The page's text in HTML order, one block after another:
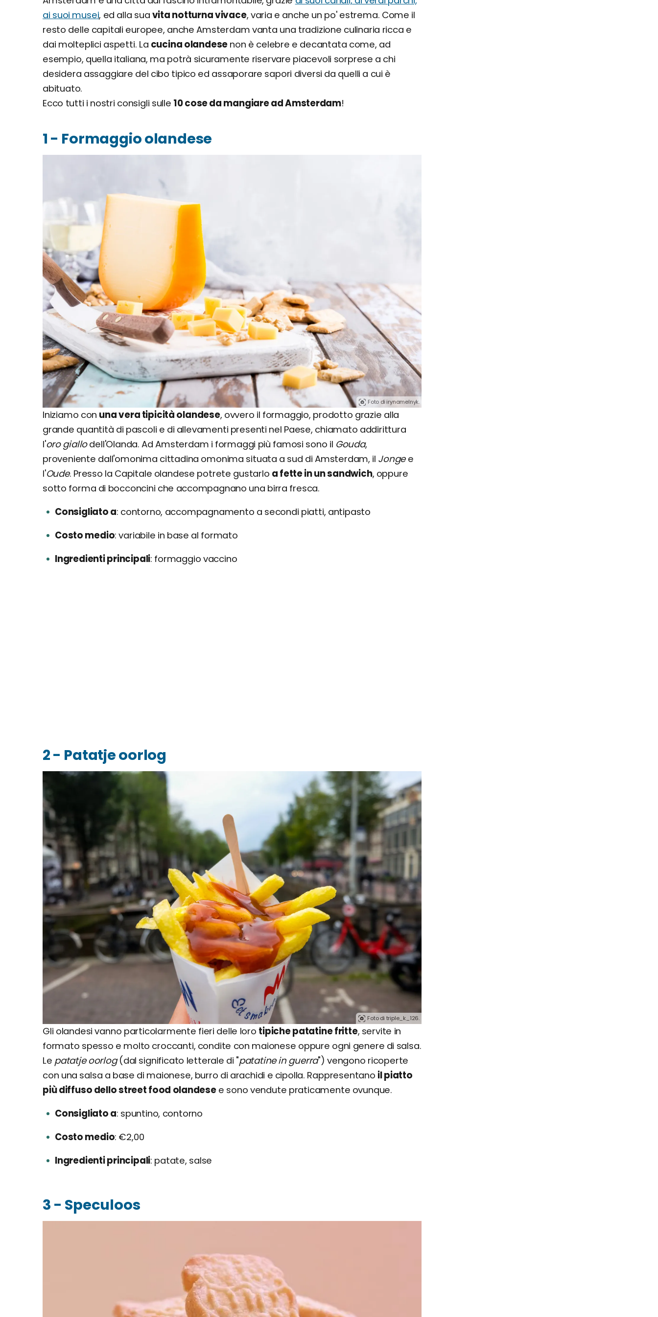
ai suoi musei, ed alla sua vita notturna vivace, varia e anche un po' estrema. Come il
resto delle capitali europee, anche Amsterdam vanta una tradizione culinaria ricca e
dai molteplici aspetti. La cucina olandese non è celebre e decantata come, ad
esempio, quella italiana, ma potrà sicuramente riservare piacevoli sorprese a chi
desidera assaggiare del cibo tipico ed assaporare sapori diversi da quelli a cui è
abituato.
Ecco tutti i nostri consigli sulle 10 cose da mangiare ad Amsterdam!
1 - Formaggio olandese
Foto di irynamelnyk.
Iniziamo con una vera tipicità olandese, ovvero il formaggio, prodotto grazie alla
grande quantità di pascoli e di allevamenti presenti nel Paese, chiamato addirittura
l'oro giallodell'Olanda. Ad Amsterdam i formaggi più famosi sono il Gouda,
proveniente dall'omonima cittadina omonima situata a sud di Amsterdam, il Jongee
l'Oude. Presso la Capitale olandese potrete gustarlo a fette in un sandwich, oppure
sotto forma di bocconcini che accompagnano una birra fresca.
Consigliato a contorno, accompagnamento a secondi piatti, antipasto
Costo medio variabile in base al formato
Ingredienti principali formaggio vaccino
2 - Patatje oorlog
Foto di triple_k_126.
Gli olandesi vanno particolarmente fieri delle loro tipiche patatine fritte, servite in
formato spesso e molto croccanti, condite con maionese oppure ogni genere di salsa.
Le patatje oorlog(dal significato letterale di "patatine in guerra") vengono ricoperte
con una salsa a base di maionese, burro di arachidi e cipolla. Rappresentano il piatto
più diffuso dello street food olandesee sono vendute praticamente ovunque.
Consigliato a spuntino, contorno
Costo medio €2,00
Ingredienti principali patate, salse
3 - Speculoos